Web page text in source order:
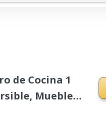
de Cocina 1
Muebles